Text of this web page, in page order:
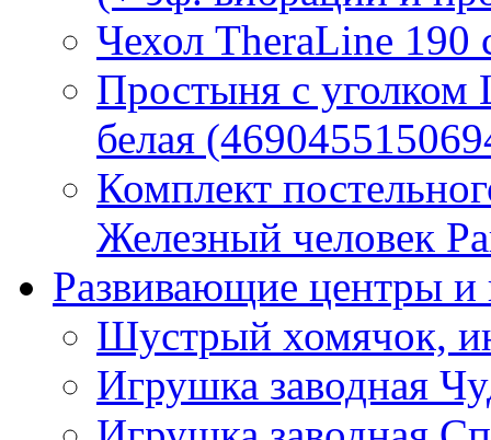
Чехол TheraLine
Простыня с
белая
Комплект
Железный человек
Развивающие центры и
Шустрый хомячок,
Игрушка заводная